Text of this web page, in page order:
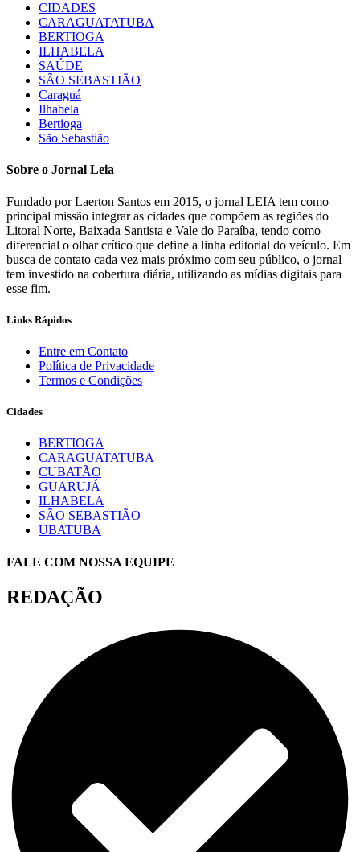
CIDADES
CARAGUATATUBA
BERTIOGA
ILHABELA
SAÚDE
SÃO SEBASTIÃO
Caraguá
Ilhabela
Bertioga
São Sebastião
Sobre o Jornal Leia
Fundado por Laerton Santos em 2015, o jornal LEIA tem como
principal missão integrar as cidades que compõem as regiões do
Litoral Norte, Baixada Santista e Vale do Paraíba, tendo como
diferencial o olhar crítico que define a linha editorial do veículo. Em
busca de contato cada vez mais próximo com seu público, o jornal
tem investido na cobertura diária, utilizando as mídias digitais para
esse fim.
Links Rápidos
Entre em Contato
Política de Privacidade
Termos e Condições
Cidades
BERTIOGA
CARAGUATATUBA
CUBATÃO
GUARUJÁ
ILHABELA
SÃO SEBASTIÃO
UBATUBA
FALE COM NOSSA EQUIPE
REDAÇÃO